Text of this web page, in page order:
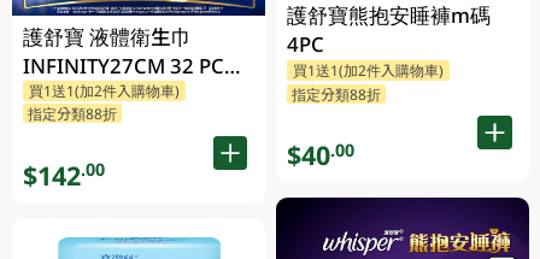
護舒寶 液體衛生巾
INFINITY27CM 32 PC
(包裝隨機發放)
買1送1(加2件入購物車)
指定分類88折
$142.00
護舒寶熊抱安睡褲m碼
4PC
買1送1(加2件入購物車)
指定分類88折
$40.00